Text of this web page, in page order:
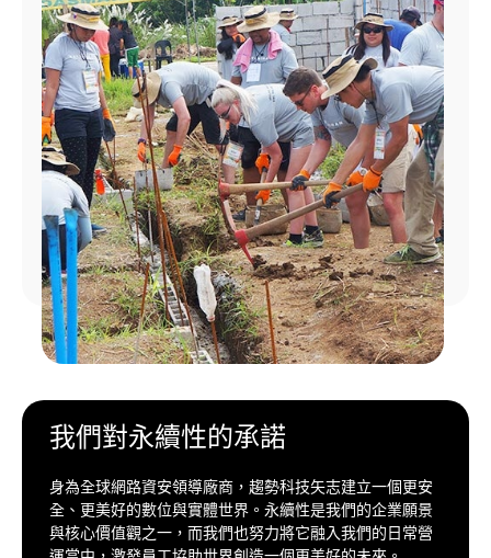
我們對永續性的承諾
身為全球網路資安領導廠商，趨勢科技矢志建立一個更安
全、更美好的數位與實體世界。永續性是我們的企業願景
與核心價值觀之一，而我們也努力將它融入我們的日常營